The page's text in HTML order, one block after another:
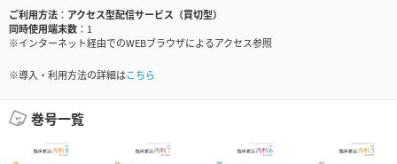
ご利用方法
アクセス型配信サービス（買切型）
同時使用端末数
1
※インターネット経由でのWEBブラウザによるアクセス参照
※導入・利用方法の詳細はこちら
巻号一覧